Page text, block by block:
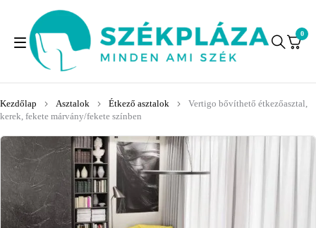
0
Kezdőlap Asztalok Étkező asztalok
Vertigo bővíthető étkezőasztal,
kerek, fekete márvány/fekete színben